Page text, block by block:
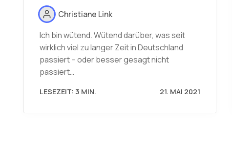
Christiane Link
Ich bin wütend. Wütend darüber, was seit
wirklich viel zu langer Zeit in Deutschland
passiert – oder besser gesagt nicht
passiert…
LESEZEIT: 3 MIN. 21. MAI 2021